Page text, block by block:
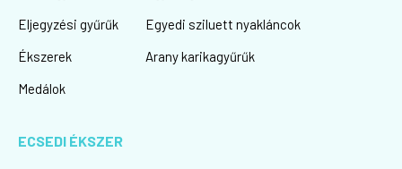
Eljegyzési gyűrűk
Ékszerek
Medálok
Egyedi sziluett nyakláncok
Arany karikagyűrűk
ECSEDI ÉKSZER